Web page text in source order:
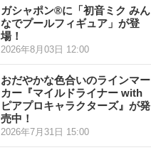
ガシャポン®に「初音ミク みん
なでプールフィギュア」が登
場！
2026年8月03日 12:00
おだやかな色合いのラインマー
カー『マイルドライナー with
ピアプロキャラクターズ』が発
売中！
2026年7月31日 15:00